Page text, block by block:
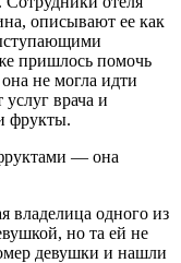
описывают ее как
пришлось помочь
не могла идти
услуг врача и
фрукты.
владелица одного из
но та ей не
девушки и нашли